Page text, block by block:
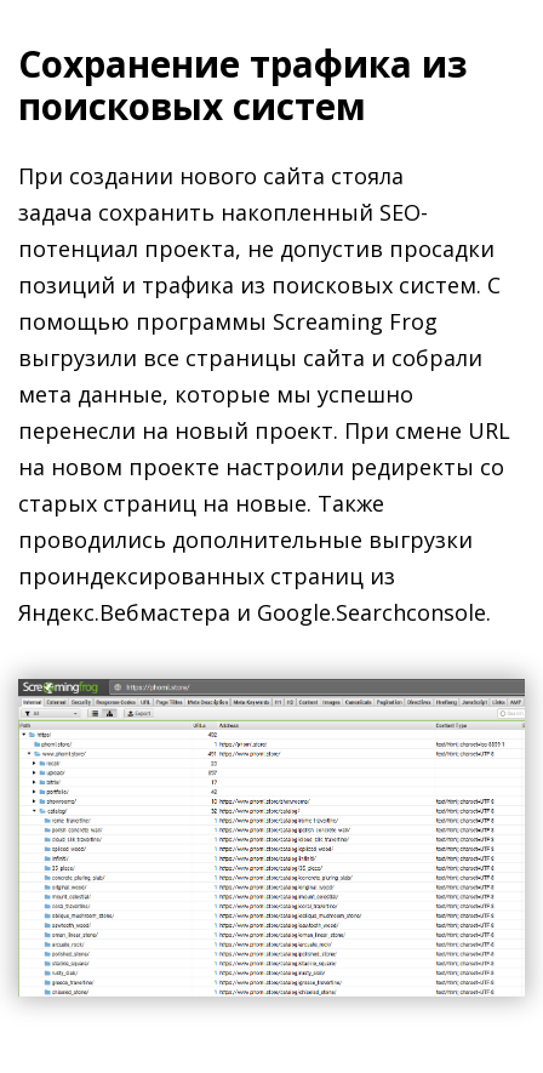
Сохранение трафика из
поисковых систем
При создании нового сайта стояла
задача сохранить накопленный SEO-
потенциал проекта, не допустив просадки
позиций и трафика из поисковых систем. С
помощью программы Screaming Frog
выгрузили все страницы сайта и собрали
мета данные, которые мы успешно
перенесли на новый проект. При смене URL
на новом проекте настроили редиректы со
старых страниц на новые. Также
проводились дополнительные выгрузки
проиндексированных страниц из
Яндекс.Вебмастера и Google.Searchconsole.